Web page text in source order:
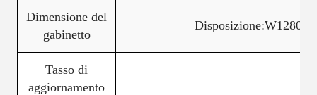
Dimensione del
gabinetto
Tasso di
aggiornamento